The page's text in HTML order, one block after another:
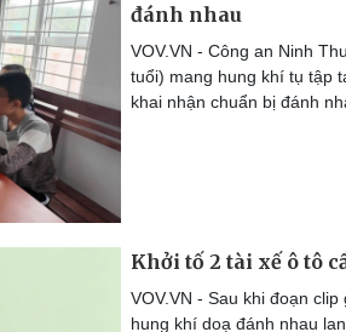
đánh nhau
VOV.VN - Công an Ninh
tuổi) mang hung khí tụ tập
khai nhận chuẩn bị đánh
Khởi tố 2 tài xế ô tô
VOV.VN - Sau khi đoạn
hung khí doạ đánh nhau